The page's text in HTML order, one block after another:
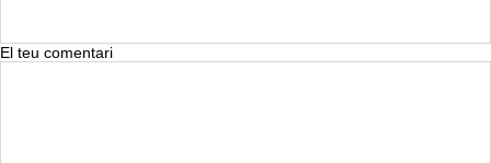
El teu comentari